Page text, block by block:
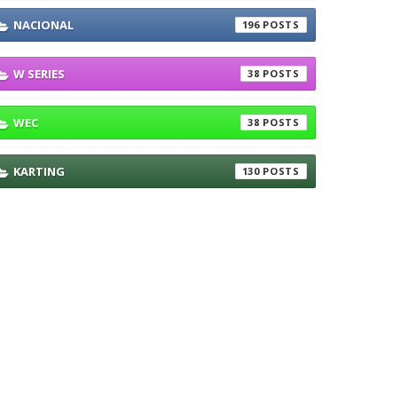
NACIONAL 196
W SERIES 38
WEC 38
KARTING 130